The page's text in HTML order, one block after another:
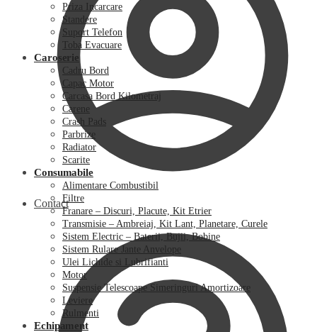
Contact
Priza Incarcare
Standere
Suport Telefon
Toba Evacuare
Caroserie
Cadru Bord
Capac Motor
Carcasa Bord Kilometraj
Carene
Crash Pads
Parbrize
Radiator
Scarite
Consumabile
Alimentare Combustibil
Filtre
Franare – Discuri, Placute, Kit Etrier
Transmisie – Ambreiaj, Kit Lant, Planetare, Curele
Sistem Electric – Baterii, Bujii, Bobine
Sistem Rulare Jante Anvelope
Ulei Lichide si Lubrifianti
Motor
Suspensie Telescoape Simeringuri Amortizoare
Leviere
Rulmenti
Echipament